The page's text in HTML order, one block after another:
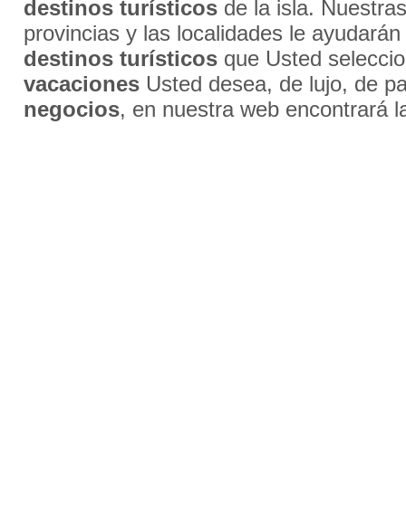
destinos turísticosde la isla.
provincias y las localidades le
destinos turísticosque Usted
vacacionesUsted desea, de lujo, de
negocios, en nuestra web encontrará